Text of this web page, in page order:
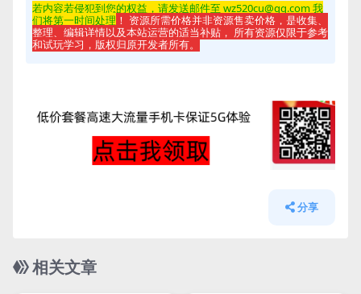
若内容若侵犯到您的权益，请发送邮件至 wz520cu@qq.com 我
们将第一时间处理 ！ 资源所需价格并非资源售卖价格，是收集、
整理、编辑详情以及本站运营的适当补贴， 所有资源仅限于参考
和试玩学习，版权归原开发者所有。
分享
相关文章